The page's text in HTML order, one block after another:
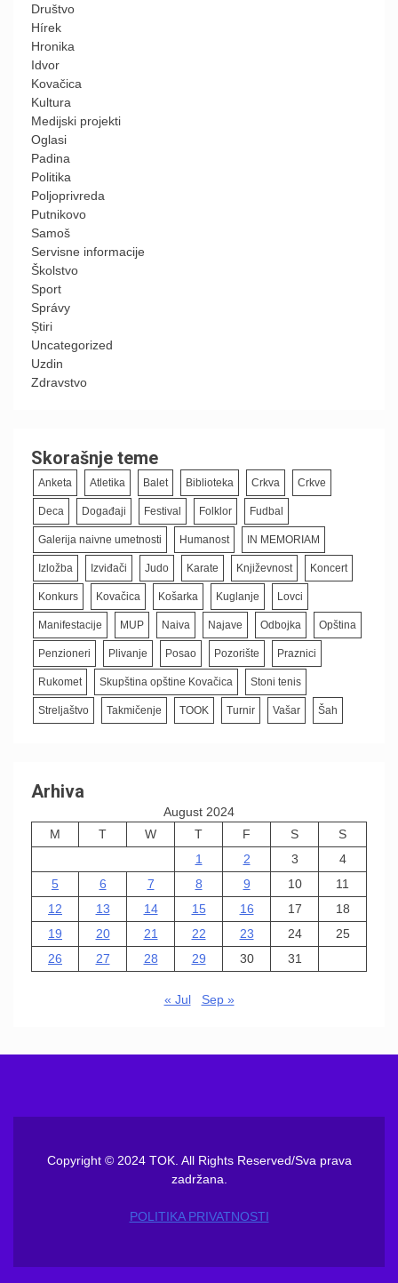
Društvo
Hírek
Hronika
Idvor
Kovačica
Kultura
Medijski projekti
Oglasi
Padina
Politika
Poljoprivreda
Putnikovo
Samoš
Servisne informacije
Školstvo
Sport
Správy
Știri
Uncategorized
Uzdin
Zdravstvo
Skorašnje teme
Anketa Atletika Balet Biblioteka Crkva Crkve
Deca Događaji Festival Folklor Fudbal
Galerija naivne umetnosti Humanost IN MEMORIAM
Izložba Izviđači Judo Karate Književnost Koncert
Konkurs Kovačica Košarka Kuglanje Lovci
Manifestacije MUP Naiva Najave Odbojka Opština
Penzioneri Plivanje Posao Pozorište Praznici
Rukomet Skupština opštine Kovačica Stoni tenis
Streljaštvo Takmičenje TOOK Turnir Vašar Šah
Arhiva
August 2024
M
T W T F S
S
1
2 3
4
5
6 7 8 9 10
11
12
13 14 15 16 17
18
19
20 21 22 23 24
25
26
27 28 29 30 31
« Jul Sep »
Copyright © 2024 TOK. All Rights Reserved/Sva prava
zadržana.
POLITIKA PRIVATNOSTI